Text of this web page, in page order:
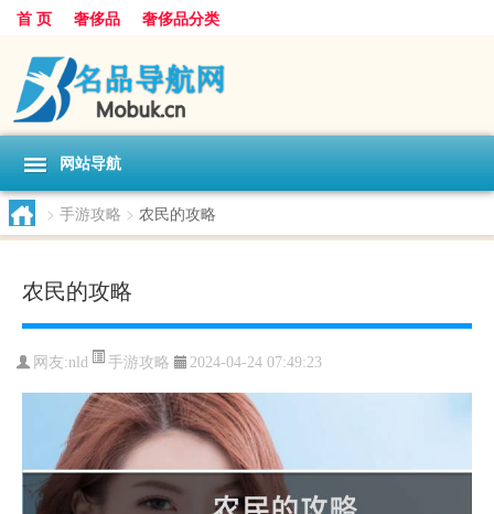
首 页 奢侈品 奢侈品分类
网站导航
> 手游攻略 > 农民的攻略
农民的攻略
网友:nld 手游攻略 2024-04-24 07:49:23